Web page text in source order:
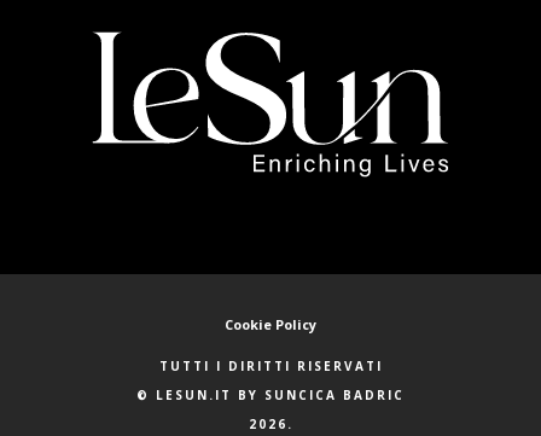
Cookie Policy
TUTTI I DIRITTI RISERVATI
© LESUN.IT BY SUNCICA BADRIC
2026.